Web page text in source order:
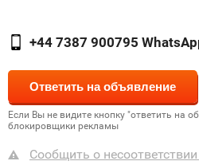
+44 7387 900795
Если Вы не видите кнопку "ответить на
блокировщики рекламы
Сообщить о